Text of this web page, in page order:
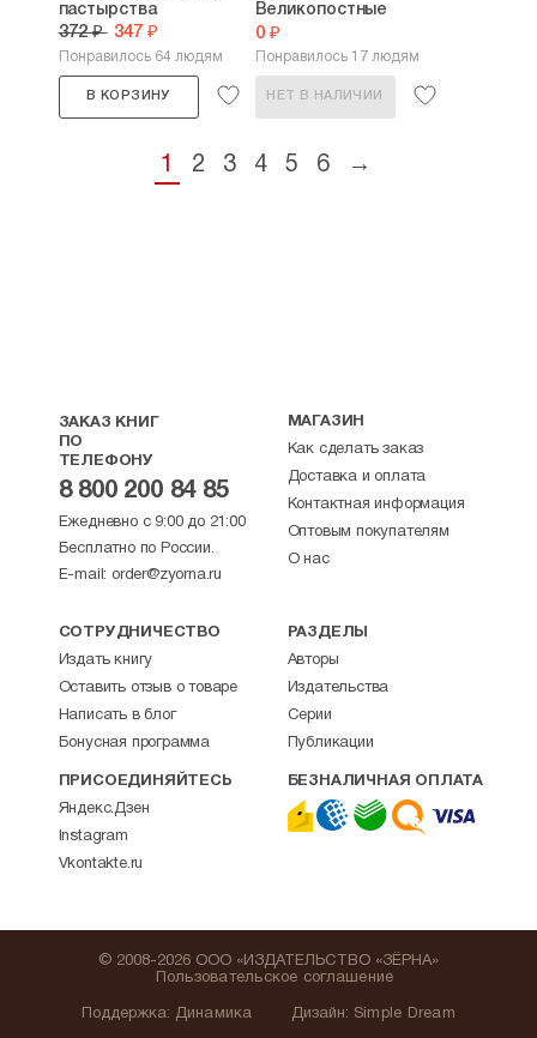
пастырства
372 ₽ 347 ₽
Понравилось 64 людям
В КОРЗИНУ
Великопостные
проповеди
0 ₽
Понравилось 17 людям
НЕТ В НАЛИЧИИ
1 2 3 4 5 6 →
ЗАКАЗ КНИГ
ПО
ТЕЛЕФОНУ
8 800 200 84 85
Ежедневно с 9:00 до 21:00
Бесплатно по России.
E-mail: order@zyorna.ru
МАГАЗИН
Как сделать заказ
Доставка и оплата
Контактная информация
Оптовым покупателям
О нас
СОТРУДНИЧЕСТВО
Издать книгу
Оставить отзыв о товаре
Написать в блог
Бонусная программа
РАЗДЕЛЫ
Авторы
Издательства
Серии
Публикации
ПРИСОЕДИНЯЙТЕСЬ
Яндекс.Дзен
Instagram
Vkontakte.ru
БЕЗНАЛИЧНАЯ ОПЛАТА
Поддержка: Динамика
© 2008-2026 ООО «ИЗДАТЕЛЬСТВО «ЗЁРНА»
Пользовательское соглашение
Дизайн: Simple Dream